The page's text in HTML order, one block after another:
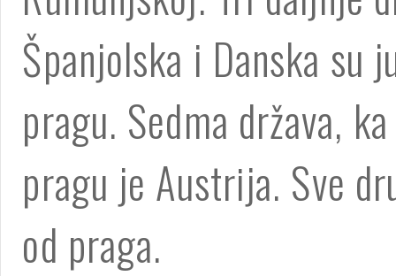
Španjolska i Danska su
pragu. Sedma država,
pragu je Austrija. Sve
od praga.